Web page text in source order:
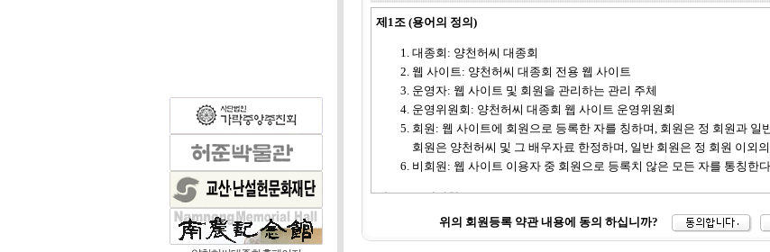
제1조 (용어의 정의)
대종회: 양천허씨 대종회
웹 사이트: 양천허씨 대종회 전용 웹 사이트
운영자: 웹 사이트 및 회원을 관리하는 관리 주체
운영위원회: 양천허씨 대종회 웹 사이트 운영위원회
회원: 웹 사이트에 회원으로 등록한 자를 칭하며, 회원은 정 회원과 일
회원은 양천허씨 및 그 배우자료 한정하며, 일반 회원은 정 회원 이외
비회원: 웹 사이트 이용자 중 회원으로 등록치 않은 모든 자를 통칭한다
제2조 (운영방침)
대종회와 회원 및 비회원들간의 신의 및 공공질서를 기본으로 대종회 정관을
위의 회원등록 약관 내용에 동의 하십니까?